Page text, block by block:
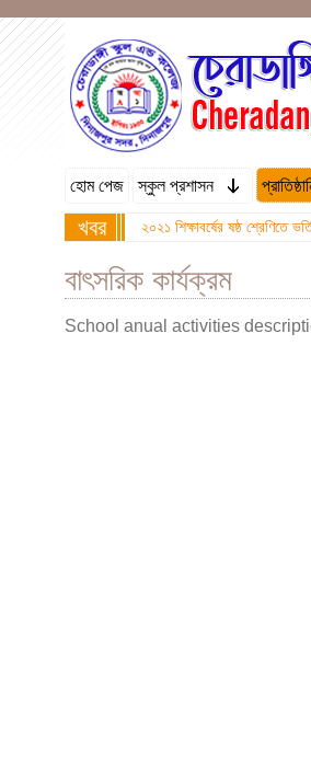
হোম পেজ স্কুল প্রশাসন
খবর ২০২১ শিক্ষাবর্ষের ষষ্ঠ শ্রেণিতে
বাৎসরিক কার্যক্রম
School anual activities